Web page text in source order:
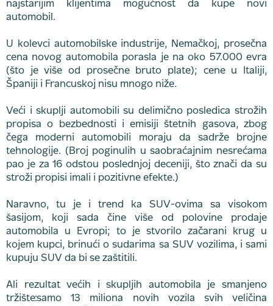
najstarijim klijentima mogućnost da kupe novi
automobil.
U kolevci automobilske industrije, Nemačkoj, prosečna
cena novog automobila porasla je na oko 57.000 evra
(što je više od prosečne bruto plate); cene u Italiji,
Španiji i Francuskoj nisu mnogo niže.
Veći i skuplji automobili su delimično posledica strožih
propisa o bezbednosti i emisiji štetnih gasova, zbog
čega moderni automobili moraju da sadrže brojne
tehnologije. (Broj poginulih u saobraćajnim nesrećama
pao je za 16 odstou poslednjoj deceniji, što znači da su
stroži propisi imali i pozitivne efekte.)
Naravno, tu je i trend ka SUV-ovima sa visokom
šasijom, koji sada čine više od polovine prodaje
automobila u Evropi; to je stvorilo začarani krug u
kojem kupci, brinući o sudarima sa SUV vozilima, i sami
kupuju SUV da bi se zaštitili.
Ali rezultat većih i skupljih automobila je smanjeno
tržište:samo 13 miliona novih vozila svih veličina